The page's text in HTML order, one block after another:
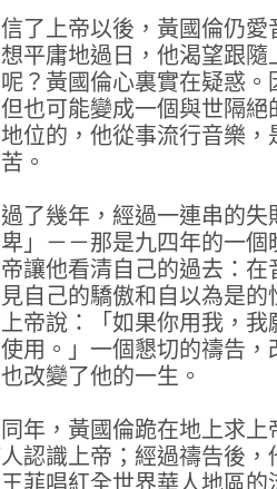
上帝以後，黃國倫仍愛
平庸地過日，他渴望跟
？黃國倫心裏實在疑惑
也可能變成一個與世隔
位的，他從事流行音樂
。
幾年，經過一連串的失
卑」－－那是九四年的一
讓他看清自己的過去：
自己的驕傲和自以為是
帝說：「如果你用我，
用。」一個懇切的禱告
改變了他的一生。
，黃國倫跪在地上求上
認識上帝；經過禱告後
菲唱紅全世界華人地區